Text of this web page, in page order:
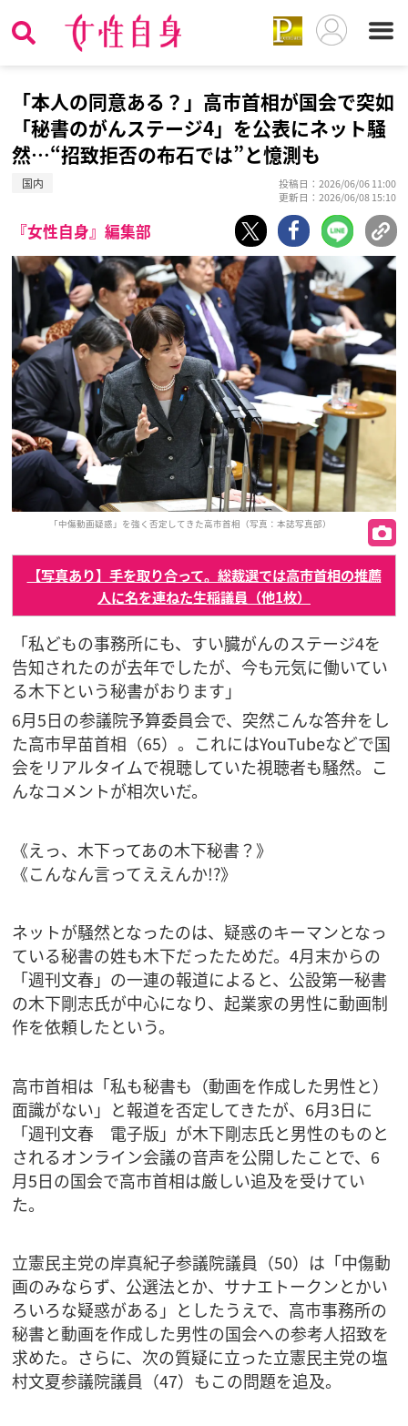
「本人の同意ある？」高市首相が国会で突如
「秘書のがんステージ4」を公表にネット騒
然…“招致拒否の布石では”と憶測も
国内
投稿日：2026/06/06 11:00
更新日：2026/06/08 15:10
『女性自身』編集部
「中傷動画疑惑」を強く否定してきた高市首相（写真：本誌写真部）
【写真あり】手を取り合って。総裁選では高市首相の推薦
人に名を連ねた生稲議員（他1枚）
「私どもの事務所にも、すい臓がんのステージ4を
告知されたのが去年でしたが、今も元気に働いてい
る木下という秘書がおります」
6月5日の参議院予算委員会で、突然こんな答弁をし
た高市早苗首相（65）。これにはYouTubeなどで国
会をリアルタイムで視聴していた視聴者も騒然。こ
んなコメントが相次いだ。
《えっ、木下ってあの木下秘書？》
《こんなん言ってええんか!?》
ネットが騒然となったのは、疑惑のキーマンとなっ
ている秘書の姓も木下だったためだ。4月末からの
「週刊文春」の一連の報道によると、公設第一秘書
の木下剛志氏が中心になり、起業家の男性に動画制
作を依頼したという。
高市首相は「私も秘書も（動画を作成した男性と）
面識がない」と報道を否定してきたが、6月3日に
「週刊文春 電子版」が木下剛志氏と男性のものと
されるオンライン会議の音声を公開したことで、6
月5日の国会で高市首相は厳しい追及を受けてい
た。
立憲民主党の岸真紀子参議院議員（50）は「中傷動
画のみならず、公選法とか、サナエトークンとかい
ろいろな疑惑がある」としたうえで、高市事務所の
秘書と動画を作成した男性の国会への参考人招致を
求めた。さらに、次の質疑に立った立憲民主党の塩
村文夏参議院議員（47）もこの問題を追及。